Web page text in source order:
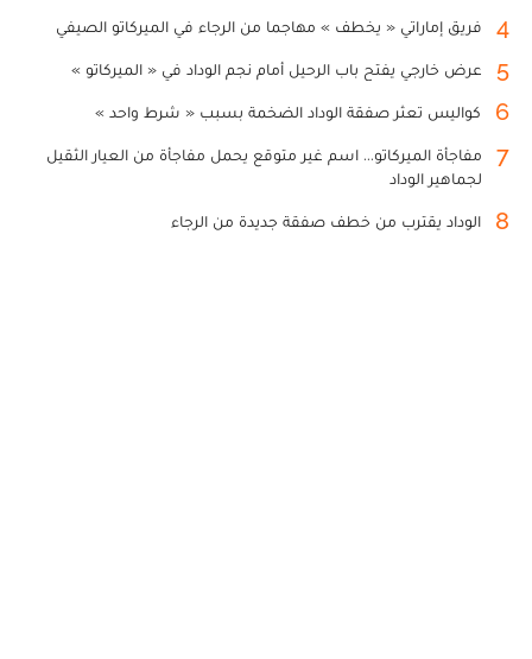
4 فريق إماراتي « يخطف » مهاجما من الرجاء في الميركاتو الصيفي
5 عرض خارجي يفتح باب الرحيل أمام نجم الوداد في « الميركاتو »
6 كواليس تعثر صفقة الوداد الضخمة بسبب « شرط واحد »
7
مفاجأة الميركاتو... اسم غير متوقع يحمل مفاجأة من العيار الثقيل
لجماهير الوداد
8 الوداد يقترب من خطف صفقة جديدة من الرجاء